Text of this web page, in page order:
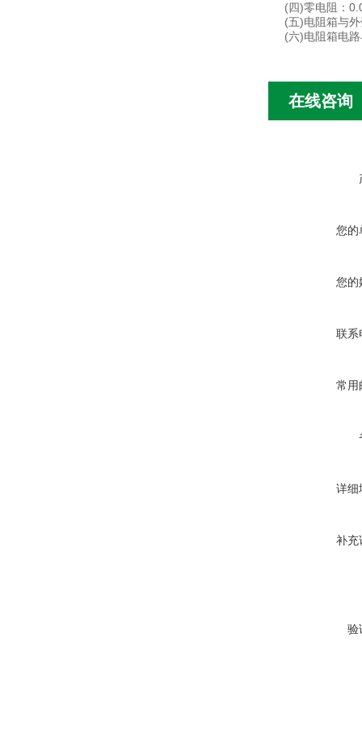
(四)零电阻：
(五)电阻箱与
(六)电阻箱电
在线咨询
您的
您的
联系
常用
详细
补充
验